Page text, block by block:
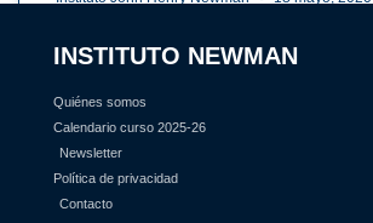
INSTITUTO NEWMAN
Quiénes somos
Calendario curso 2025-26
Newsletter
Política de privacidad
Contacto